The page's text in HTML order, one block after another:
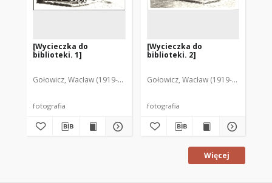
[Wycieczka do
biblioteki. 1]
Gołowicz, Wacław (1919-1983). Fot.
fotografia
[Wycieczka do
biblioteki. 2]
Gołowicz, Wacław (1919-1983). Fot.
fotografia
Więcej